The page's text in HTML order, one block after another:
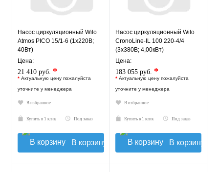
Насос циркуляционный Wilo
Atmos PICO 15/1-6 (1х220В;
40Вт)
Цена:
21 410 руб. *
* Актуальную цену пожалуйста
уточните у менеджера
В избранное
Купить в 1 клик Под заказ
В корзину
Насос циркуляционный Wilo
CronoLine-IL 100 220-4/4
(3х380В; 4,00кВт)
Цена:
183 055 руб. *
* Актуальную цену пожалуйста
уточните у менеджера
В избранное
Купить в 1 клик Под заказ
В корзину